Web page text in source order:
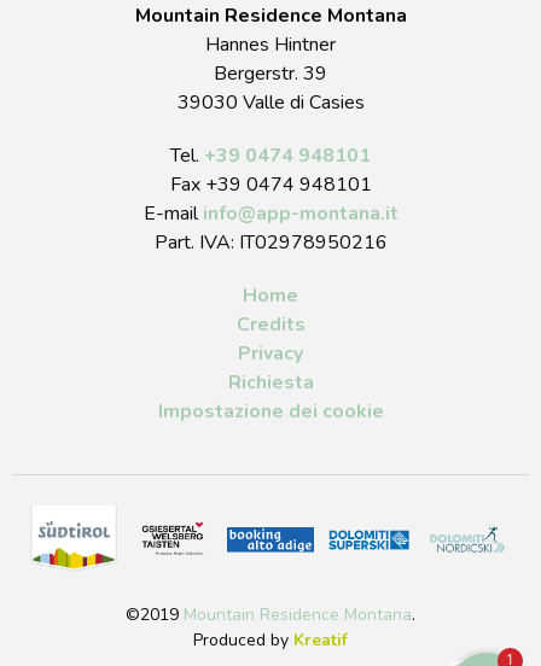
Mountain Residence Montana
Hannes Hintner
Bergerstr. 39
39030 Valle di Casies
Tel. +39 0474 948101
Fax +39 0474 948101
E-mailinfo@app-montana.it
Part. IVA: IT02978950216
Home
Credits
Privacy
Richiesta
Impostazione dei cookie
©2019 Mountain Residence Montana.
Produced by Kreatif
1